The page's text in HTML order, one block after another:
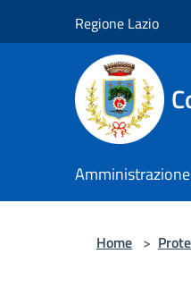
Regione Lazio
Amministrazione
Home >